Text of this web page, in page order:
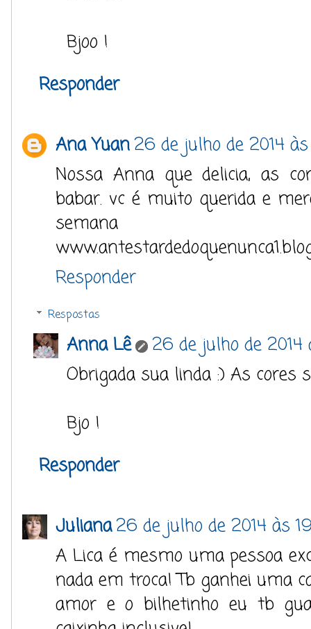
Bjoo !
Responder
Ana Yuan26 de julho de 2014
Nossa Anna que delicia, as
babar. vc é muito querida e
semana
Responder
Respostas
Anna Lê
26 de julho de 2014
Obrigada sua linda :) As cores
Bjo !
Responder
Juliana26 de julho de 2014 às
A Lica é mesmo uma pessoa
nada em troca! Tb ganhei uma
amor e o bilhetinho eu tb